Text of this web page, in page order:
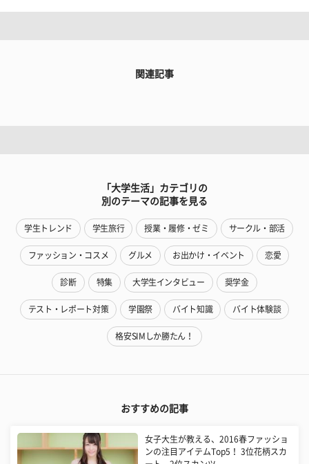
関連記事
「大学生活」カテゴリの
別のテーマの記事を見る
学生トレンド 学生旅行 授業・履修・ゼミ サークル・部活
ファッション・コスメ グルメ お出かけ・イベント 恋愛
診断 特集 大学生インタビュー 奨学金
テスト・レポート対策 学園祭 バイト知識 バイト体験談
格安SIMしか勝たん！
おすすめの記事
女子大生が教える、2016春ファッショ
ンの注目アイテムTop5！ 3位花柄スカ